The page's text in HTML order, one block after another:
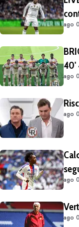
ago
40'
ago
ago
ago
ago